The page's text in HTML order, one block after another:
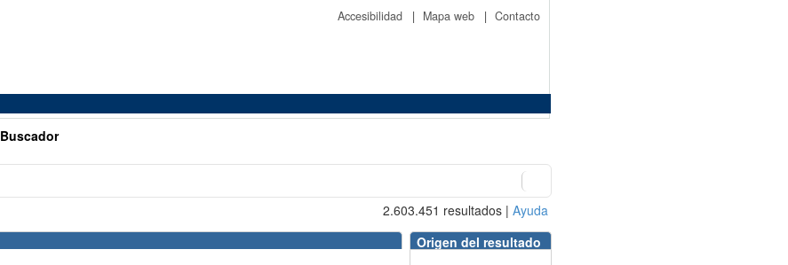
Accesibilidad | Mapa web | Contacto
Buscador
2.603.451 resultados | Ayuda
Origen del resultado